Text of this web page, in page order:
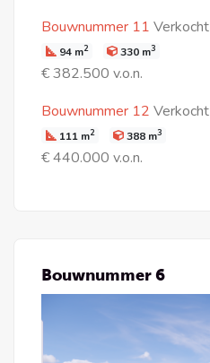
Bouwnummer 11 Verkocht
94 m2 330 m3
€ 382.500 v.o.n.
Bouwnummer 12 Verkocht
111 m2 388 m3
€ 440.000 v.o.n.
Bouwnummer 6